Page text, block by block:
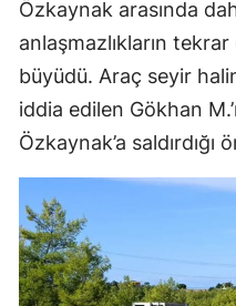
Özkaynak arasında
anlaşmazlıkların
büyüdü. Araç seyir
iddia edilen Gökhan
Özkaynak’a saldırdığı